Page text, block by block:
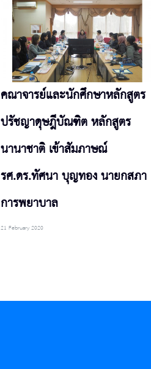
คณาจารย์และนักศึกษาหลักสูตร
ปรัชญาดุษฎีบัณฑิต หลักสูตร
นานาชาติ เข้าสัมภาษณ์
รศ.ดร.ทัศนา บุญทอง นายกสภา
การพยาบาล
21 February 2020